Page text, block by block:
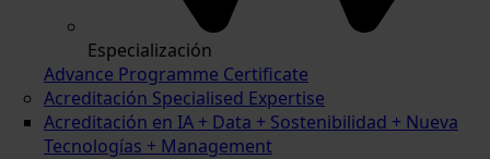
Especialización
Advance Programme Certificate
Acreditación Specialised Expertise
Acreditación en IA + Data + Sostenibilidad + Nueva
Tecnologías + Management